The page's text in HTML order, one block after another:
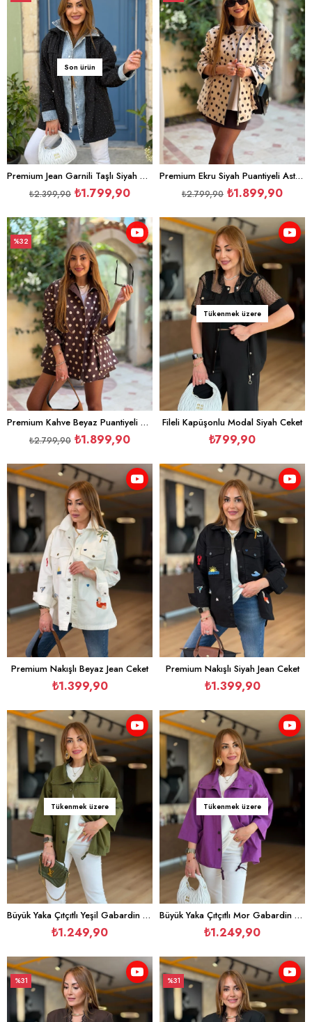
Son ürün
Premium Jean Garnili Taşlı Siyah Ceket
₺1.799,90
₺2.399,90
İndirim
%25İndirim
Premium Ekru Siyah Puantiyeli Astarlı Ceket
₺1.899,90
₺2.799,90
İndirim
%32İndirim
Premium Kahve Beyaz Puantiyeli Astarlı Ceket
₺1.899,90
₺2.799,90
%32
İndirim
%32İndirim
Tükenmek üzere
Fileli Kapüşonlu Modal Siyah Ceket
₺799,90
Premium Nakışlı Beyaz Jean Ceket
₺1.399,90
Premium Nakışlı Siyah Jean Ceket
₺1.399,90
Tükenmek üzere
Büyük Yaka Çıtçıtlı Yeşil Gabardin Ceket
₺1.249,90
Tükenmek üzere
Büyük Yaka Çıtçıtlı Mor Gabardin Ceket
₺1.249,90
%31
İndirim
%31İndirim
%31
İndirim
%31İndirim